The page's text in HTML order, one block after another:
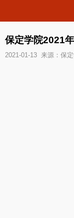
保定学院2021
2021-01-13 来源：保